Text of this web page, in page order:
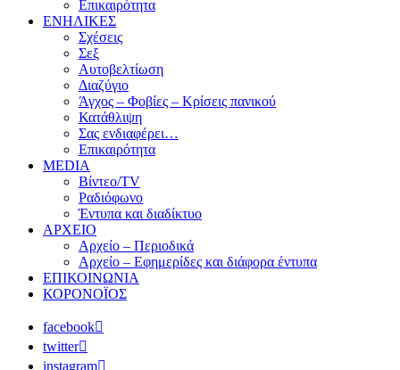
Επικαιρότητα
ΕΝΗΛΙΚΕΣ
Σχέσεις
Σεξ
Αυτοβελτίωση
Διαζύγιο
Άγχος – Φοβίες – Κρίσεις πανικού
Κατάθλιψη
Σας ενδιαφέρει…
Επικαιρότητα
MEDIA
Βίντεο/TV
Ραδιόφωνο
Έντυπα και διαδίκτυο
ΑΡΧΕΙΟ
Αρχείο – Περιοδικά
Αρχείο – Εφημερίδες και διάφορα έντυπα
ΕΠΙΚΟΙΝΩΝΙΑ
ΚΟΡΟΝΟΪΟΣ
facebook
twitter
instagram